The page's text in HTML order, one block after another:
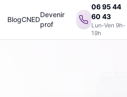
BlogCNED
Devenir
prof
06 95 44
60 43
Lun-Ven 9h-
19h